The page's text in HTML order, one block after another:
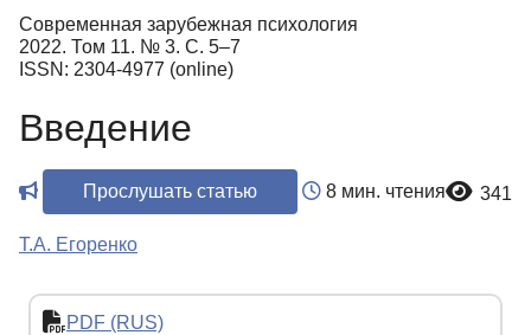
БАЗА ЗНАНИЙ
КЛЮЧЕВЫЕ СЛОВА
Регистрация
Современная зарубежная психология
2022. Том 11. № 3. С. 5–7
ISSN: 2304-4977 (online)
Введение
Прослушать статью 8 мин. чтения 341
Т.А. Егоренко
PDF (RUS)